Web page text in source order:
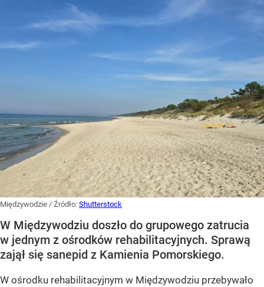
Międzywodzie / Źródło: Shutterstock
W Międzywodziu doszło do grupowego zatrucia
w jednym z ośrodków rehabilitacyjnych. Sprawą
zajął się sanepid z Kamienia Pomorskiego.
W ośrodku rehabilitacyjnym w Międzywodziu przebywało